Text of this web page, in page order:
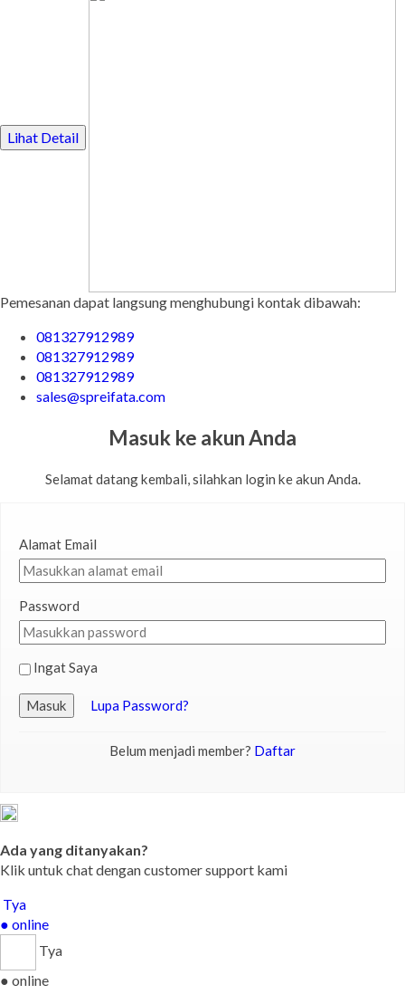
Lihat Detail
Pemesanan dapat langsung menghubungi kontak dibawah:
081327912989
081327912989
081327912989
sales@spreifata.com
Masuk ke akun Anda
Selamat datang kembali, silahkan login ke akun Anda.
Alamat Email
Password
Ingat Saya
Masuk Lupa Password?
Belum menjadi member? Daftar
Ada yang ditanyakan?
Klik untuk chat dengan customer support kami
Tya
● online
Tya
● online